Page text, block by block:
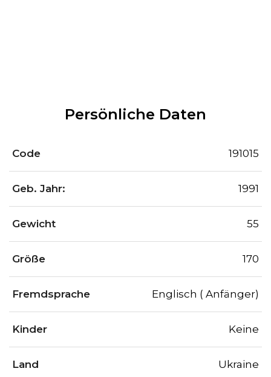
Persönliche Daten
Code 191015
Geb. Jahr: 1991
Gewicht 55
Größe 170
Fremdsprache Englisch ( Anfänger)
Kinder Keine
Land Ukraine